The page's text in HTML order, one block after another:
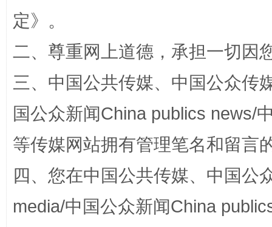
阿坝州三大球赛在茂县开幕 规模
定》。
二、尊重网上道德，承担一切因
三、中国公共传媒、中国公众传
国公众新闻China publics news/
等传媒网站拥有管理笔名和留言
四、您在中国公共传媒、中国公
media/中国公众新闻China